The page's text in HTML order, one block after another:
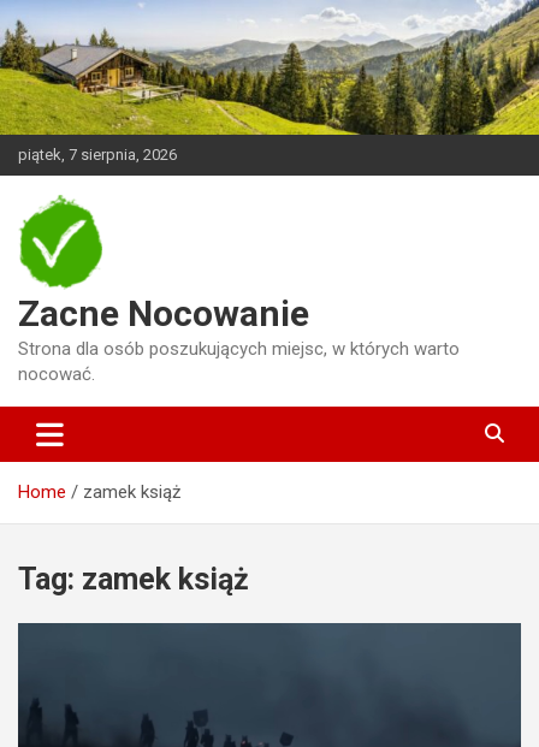
Skip
to
content
piątek, 7 sierpnia, 2026
Zacne Nocowanie
Strona dla osób poszukujących miejsc, w których warto
nocować.
Home zamek książ
Tag: zamek książ